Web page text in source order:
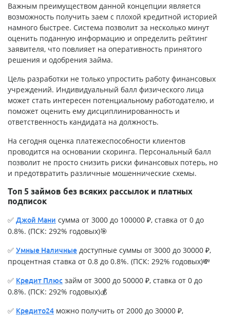
Важным преимуществом данной концепции является
возможность получить заем с плохой кредитной историей
намного быстрее. Система позволит за несколько минут
оценить поданную информацию и определить рейтинг
заявителя, что повлияет на оперативность принятого
решения и одобрения займа.
Цель разработки не только упростить работу финансовых
учреждений. Индивидуальный балл физического лица
может стать интересен потенциальному работодателю, и
поможет оценить ему дисциплинированность и
ответственность кандидата на должность.
На сегодня оценка платежеспособности клиентов
проводится на основании скоринга. Персональный балл
позволит не просто снизить риски финансовых потерь, но
и предотвратить различные мошеннические схемы.
Топ 5 займов без всяких рассылок и платных
подписок
✅ Джой Мани сумма от 3000 до 100000 ₽, ставка от 0 до
0.8%. (ПСК: 292% годовых)🎯
✅ Умные Наличные доступные суммы от 3000 до 30000 ₽,
процентная ставка от 0.8 до 0.8%. (ПСК: 292% годовых)💸
✅ Кредит Плюс займ от 3000 до 50000 ₽, ставка от 0 до
0.8%. (ПСК: 292% годовых)💰
✅ Кредито24 можно получить от 2000 до 30000 ₽,